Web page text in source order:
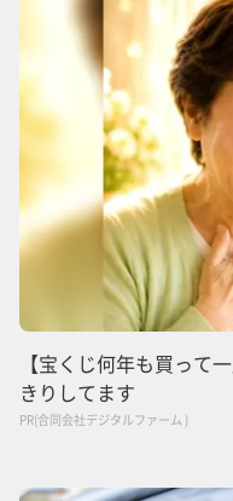
【宝くじ何年も買って
きりしてます
PR(合同会社デジタルファーム )